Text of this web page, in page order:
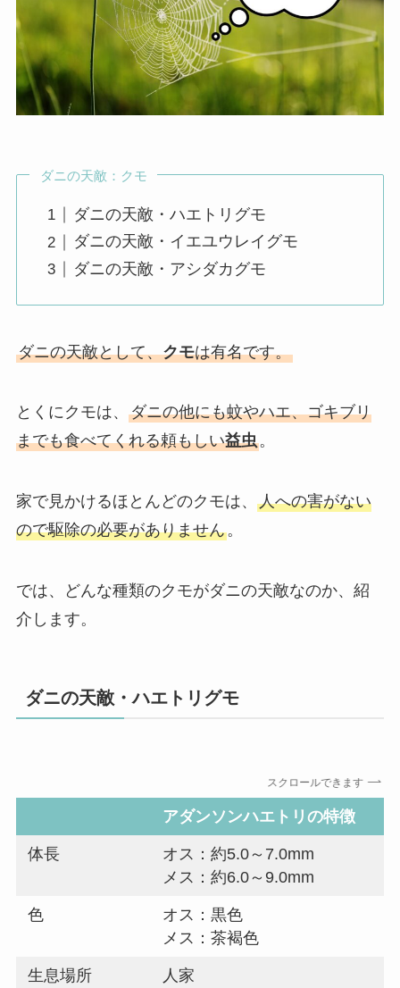
ダニの天敵：クモ
ダニの天敵・ハエトリグモ
ダニの天敵・イエユウレイグモ
ダニの天敵・アシダカグモ
ダニの天敵として、クモは有名です。
とくにクモは、 ダニの他にも蚊やハエ、ゴキブリ
までも食べてくれる頼もしい益虫。
家で見かけるほとんどのクモは、 人への害がない
ので駆除の必要がありません。
では、どんな種類のクモがダニの天敵なのか、紹
介します。
ダニの天敵・ハエトリグモ
スクロールできます
アダンソンハエトリの特徴
体長
オス：約5.0～7.0mm
メス：約6.0～9.0mm
色
オス：黒色
メス：茶褐色
生息場所
人家